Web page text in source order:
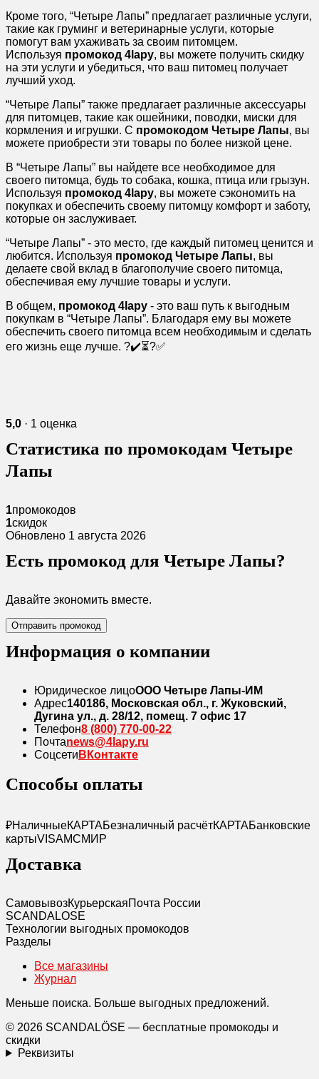
Кроме того, “Четыре Лапы” предлагает различные услуги,
такие как груминг и ветеринарные услуги, которые
помогут вам ухаживать за своим питомцем.
Используя промокод 4lapy, вы можете получить скидку
на эти услуги и убедиться, что ваш питомец получает
лучший уход.
“Четыре Лапы” также предлагает различные аксессуары
для питомцев, такие как ошейники, поводки, миски для
кормления и игрушки. С промокодом Четыре Лапы, вы
можете приобрести эти товары по более низкой цене.
В “Четыре Лапы” вы найдете все необходимое для
своего питомца, будь то собака, кошка, птица или грызун.
Используя промокод 4lapy, вы можете сэкономить на
покупках и обеспечить своему питомцу комфорт и заботу,
которые он заслуживает.
“Четыре Лапы” - это место, где каждый питомец ценится и
любится. Используя промокод Четыре Лапы, вы
делаете свой вклад в благополучие своего питомца,
обеспечивая ему лучшие товары и услуги.
В общем, промокод 4lapy - это ваш путь к выгодным
покупкам в “Четыре Лапы”. Благодаря ему вы можете
обеспечить своего питомца всем необходимым и сделать
его жизнь еще лучше. ?✔️⏳?✅
5,0 · 1 оценка
Статистика по промокодам Четыре
Лапы
1промокодов
1скидок
Обновлено 1 августа 2026
Есть промокод для Четыре Лапы?
Давайте экономить вместе.
Отправить промокод
Информация о компании
Юридическое лицоООО Четыре Лапы-ИМ
Адрес140186, Московская обл., г. Жуковский,
Дугина ул., д. 28/12, помещ. 7 офис 17
Телефон8 (800) 770-00-22
Почтаnews@4lapy.ru
Соцсети ВКонтакте
Способы оплаты
₽НаличныеКАРТАБезналичный расчётКАРТАБанковские
картыVISAMCМИР
Доставка
СамовывозКурьерскаяПочта России
SCANDALOSE
Технологии выгодных промокодов
Разделы
Все магазины
Журнал
Меньше поиска. Больше выгодных предложений.
© 2026 SCANDALÖSE — бесплатные промокоды и
скидки
Реквизиты